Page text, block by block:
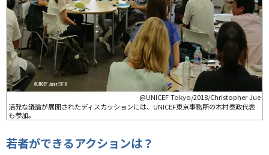
@UNICEF Tokyo/2018/Christopher Jue
活発な議論が展開されたディスカッションには、UNICEF東京事務所の木村泰政代表
も参加。
若者ができるアクションは？